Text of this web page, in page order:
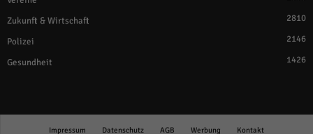
Zukunft & Wirtschaft 2810
Polizei 2146
Gesundheit 1426
Impressum Datenschutz AGB Werbung Kontakt